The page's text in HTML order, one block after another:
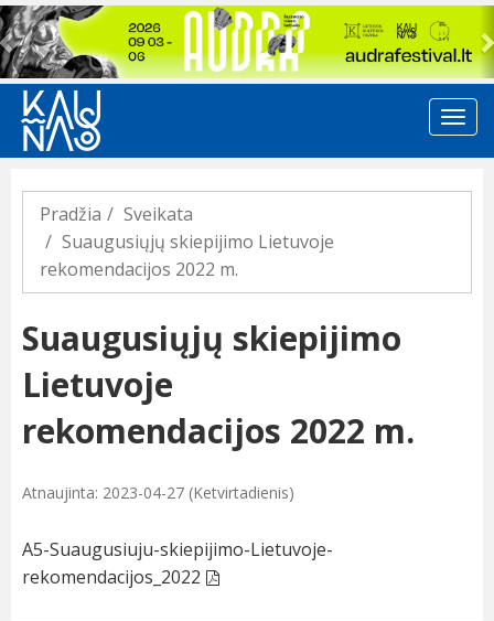
Previous
Pradžia
Sveikata
Suaugusiųjų skiepijimo Lietuvoje
rekomendacijos 2022 m.
Suaugusiųjų skiepijimo
Lietuvoje
rekomendacijos 2022 m.
Atnaujinta: 2023-04-27 (Ketvirtadienis)
A5-Suaugusiuju-skiepijimo-Lietuvoje-
rekomendacijos_2022